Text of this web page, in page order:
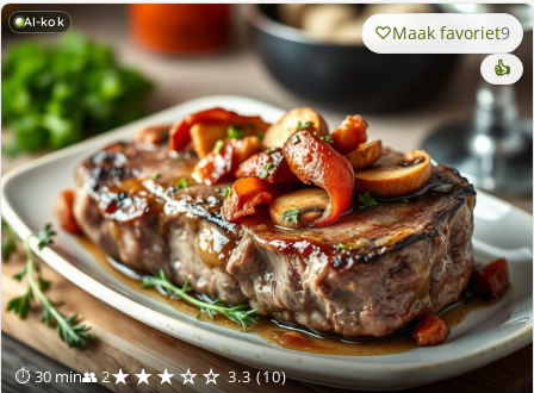
AI-kok
⏱ 30 min👥 2★★★☆☆ 3.3 (10)
Maak favoriet9
👍